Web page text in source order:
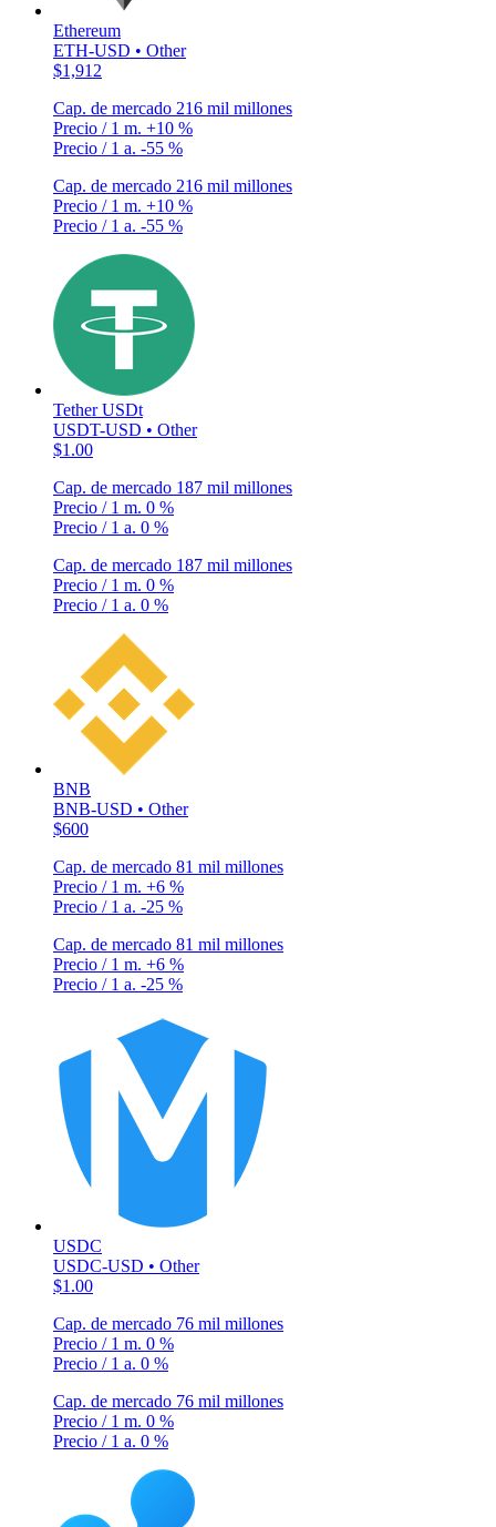
Ethereum
ETH-USD • Other
$1,912
Cap. de mercado 216 mil millones
Precio / 1 m. +10 %
Precio / 1 a. -55 %
Cap. de mercado 216 mil millones
Precio / 1 m. +10 %
Precio / 1 a. -55 %
Tether USDt
USDT-USD • Other
$1.00
Cap. de mercado 187 mil millones
Precio / 1 m. 0 %
Precio / 1 a. 0 %
Cap. de mercado 187 mil millones
Precio / 1 m. 0 %
Precio / 1 a. 0 %
BNB
BNB-USD • Other
$600
Cap. de mercado 81 mil millones
Precio / 1 m. +6 %
Precio / 1 a. -25 %
Cap. de mercado 81 mil millones
Precio / 1 m. +6 %
Precio / 1 a. -25 %
USDC
USDC-USD • Other
$1.00
Cap. de mercado 76 mil millones
Precio / 1 m. 0 %
Precio / 1 a. 0 %
Cap. de mercado 76 mil millones
Precio / 1 m. 0 %
Precio / 1 a. 0 %